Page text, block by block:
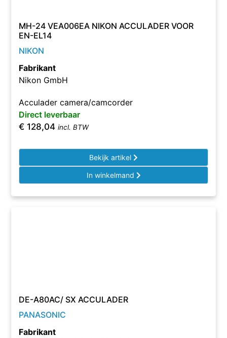
MH-24 VEA006EA NIKON ACCULADER VOOR
EN-EL14
NIKON
Fabrikant
Nikon GmbH
Acculader camera/camcorder
Direct leverbaar
€ 128,04 incl. BTW
Bekijk artikel
In winkelmand
DE-A80AC/ SX ACCULADER
PANASONIC
Fabrikant